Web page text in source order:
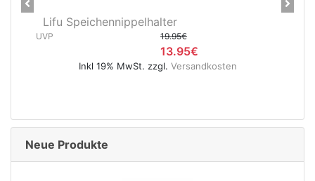
Lifu Speichennippelhalter
UVP 19.95€
13.95€
Inkl 19% MwSt. zzgl. Versandkosten
Previous Next
Neue Produkte